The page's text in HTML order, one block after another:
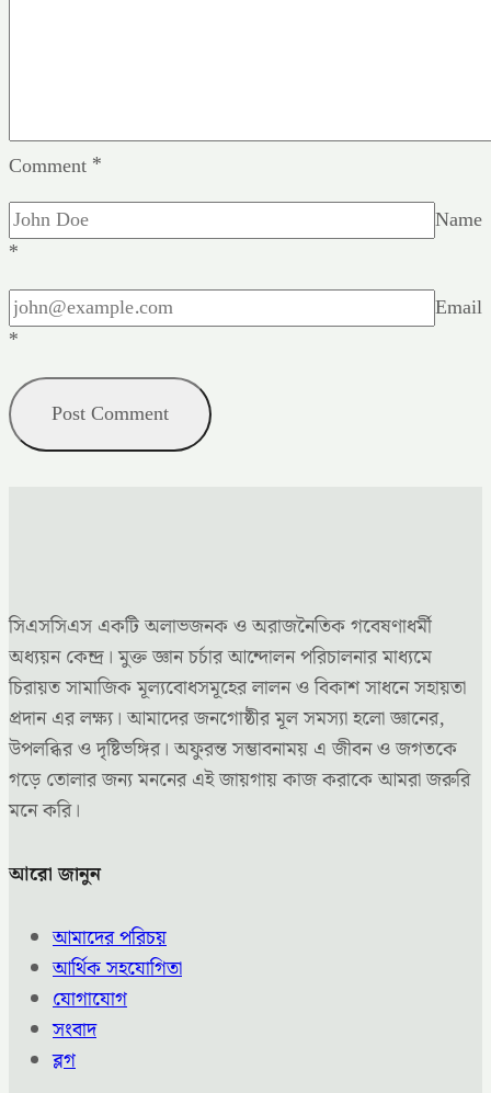
Comment *
Name
*
Email
*
সিএসসিএস একটি অলাভজনক ও অরাজনৈতিক গবেষণাধর্মী
অধ্যয়ন কেন্দ্র। মুক্ত জ্ঞান চর্চার আন্দোলন পরিচালনার মাধ্যমে
চিরায়ত সামাজিক মূল্যবোধসমূহের লালন ও বিকাশ সাধনে সহায়তা
প্রদান এর লক্ষ্য। আমাদের জনগোষ্ঠীর মূল সমস্যা হলো জ্ঞানের,
উপলব্ধির ও দৃষ্টিভঙ্গির। অফুরন্ত সম্ভাবনাময় এ জীবন ও জগতকে
গড়ে তোলার জন্য মননের এই জায়গায় কাজ করাকে আমরা জরুরি
মনে করি।
আরো জানুন
আমাদের পরিচয়
আর্থিক সহযোগিতা
যোগাযোগ
সংবাদ
ব্লগ